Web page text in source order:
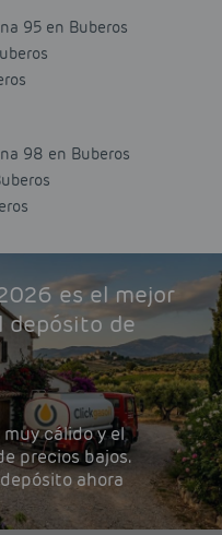
95 en Buberos
98 en Buberos
es el mejor
depósito de
cálido y el
precios bajos.
ahora